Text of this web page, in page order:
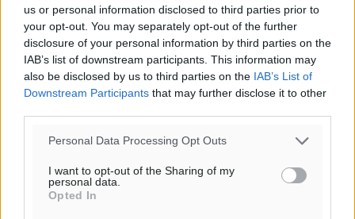
us or personal information disclosed to third parties prior to
your opt-out. You may separately opt-out of the further
disclosure of your personal information by third parties on the
IAB’s list of downstream participants. This information may
also be disclosed by us to third parties on the IAB’s List of
Downstream Participants that may further disclose it to other
Personal Data Processing Opt Outs
I want to opt-out of the Sharing of my
personal data.
Opted In
19.01.15, 08:19